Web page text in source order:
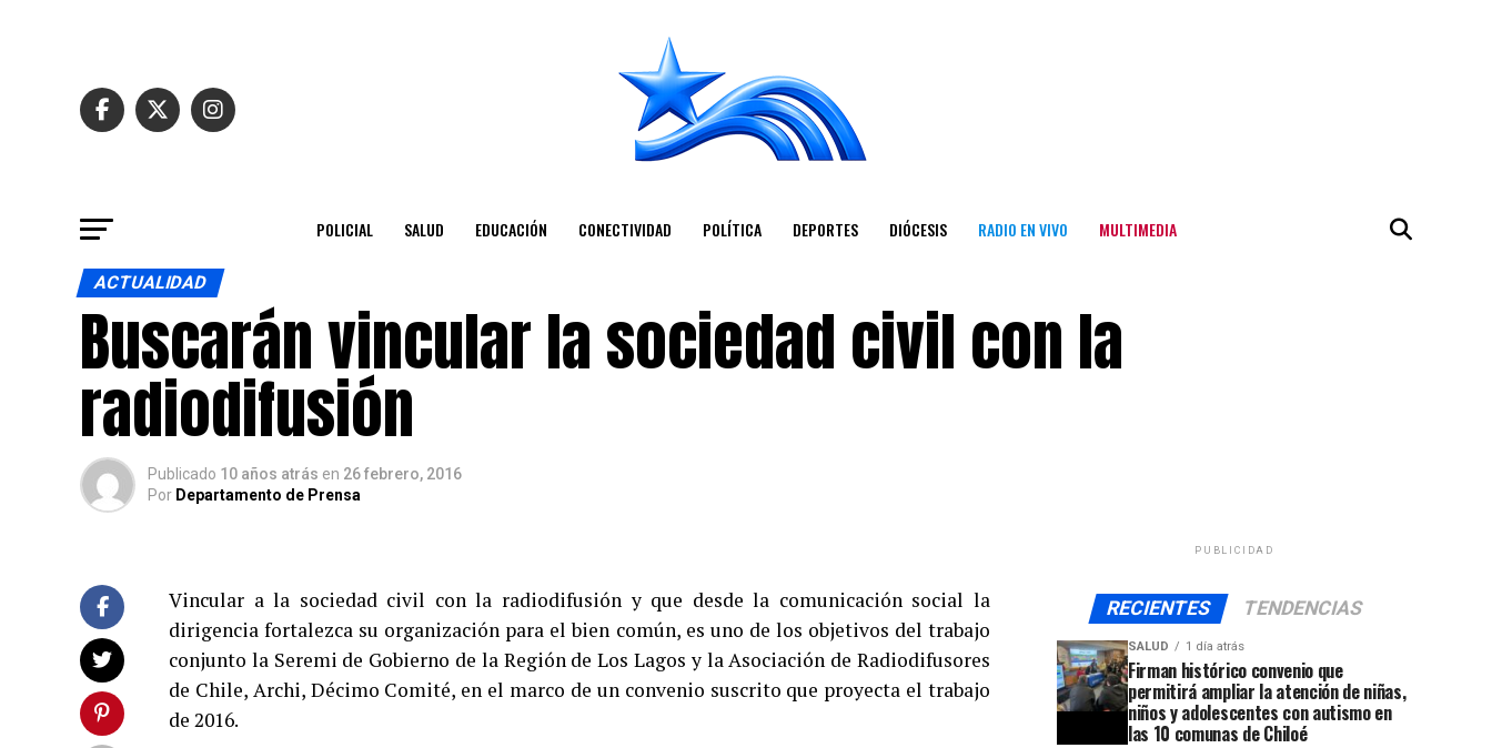
POLICIAL SALUD EDUCACIÓN CONECTIVIDAD POLÍTICA DEPORTES DIÓCESIS RADIO EN VIVO MULTIMEDIA
ACTUALIDAD
Buscarán vincular la sociedad civil con la
radiodifusión
Publicado 10 años atrás en 26 febrero, 2016
Por Departamento de Prensa
Vincular a la sociedad civil con la radiodifusión y que desde la comunicación social la
dirigencia fortalezca su organización para el bien común, es uno de los objetivos del trabajo
conjunto la Seremi de Gobierno de la Región de Los Lagos y la Asociación de Radiodifusores
de Chile, Archi, Décimo Comité, en el marco de un convenio suscrito que proyecta el trabajo
de 2016.
PUBLICIDAD
RECIENTES TENDENCIAS
SALUD 1 día atrás
Firman histórico convenio que
permitirá ampliar la atención de niñas,
niños y adolescentes con autismo en
las 10 comunas de Chiloé